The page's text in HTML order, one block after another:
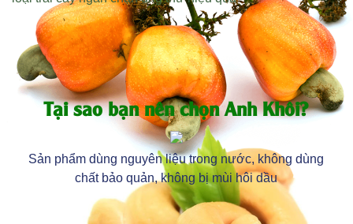
Tại sao bạn nên chọn Anh Khôi?
Sản phẩm dùng nguyên liệu trong nước, không dùng
chất bảo quản, không bị mùi hôi dầu